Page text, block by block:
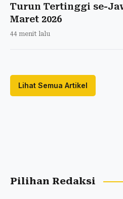
Turun Tertinggi se-
Maret 2026
44 menit lalu
Lihat Semua Artikel
Pilihan Redaksi